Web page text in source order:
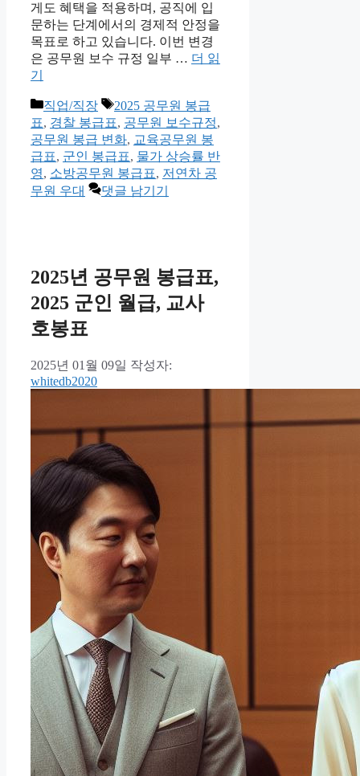
게도 혜택을 적용하며, 공직에 입
문하는 단계에서의 경제적 안정을
목표로 하고 있습니다. 이번 변경
은 공무원 보수 규정 일부 … 더 읽
기
카
테
고
리
직업/직장
태
그
2025 공무원 봉급
표, 경찰 봉급표, 공무원 보수규정,
공무원 봉급 변화, 교육공무원 봉
급표, 군인 봉급표, 물가 상승률 반
영, 소방공무원 봉급표, 저연차 공
무원 우대
댓글 남기기
2025년 공무원 봉급표,
2025 군인 월급, 교사
호봉표
2025년 01월 09일 작성자:
whitedb2020